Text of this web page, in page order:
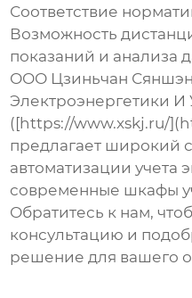
Соответствие
Возможность
показаний и анализа
ООО Цзиньчан
Электроэнергетики
([https://www.xskj.ru/
предлагает широкий
автоматизации учета
современные шкафы
Обратитесь к нам,
консультацию и
решение для вашего